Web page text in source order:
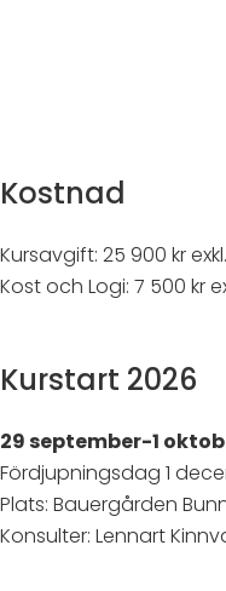
Kostnad
Kursavgift: 25 900 kr
Kost och Logi: 7 500 kr
Kurstart 2026
29 september-1
Fördjupningsdag 1
Plats: Bauergården
Konsulter: Lennart